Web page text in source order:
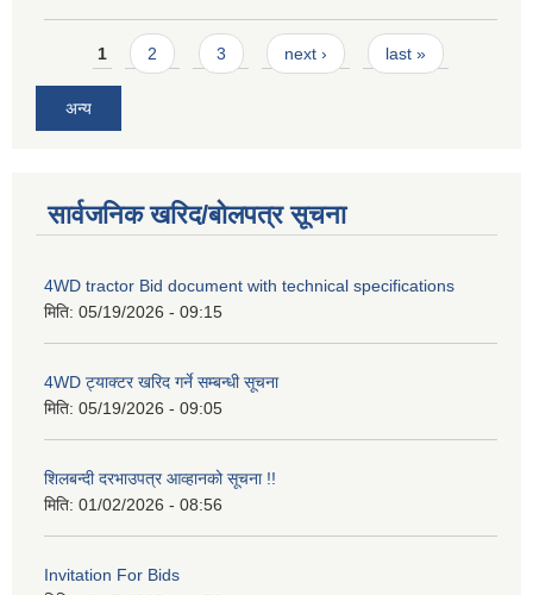
Pages
1 2 3 next › last »
अन्य
सार्वजनिक खरिद/बोलपत्र सूचना
4WD tractor Bid document with technical specifications
मिति: 05/19/2026 - 09:15
4WD ट्याक्टर खरिद गर्ने सम्बन्धी सूचना
मिति: 05/19/2026 - 09:05
शिलबन्दी दरभाउपत्र आव्हानको सूचना !!
मिति: 01/02/2026 - 08:56
Invitation For Bids